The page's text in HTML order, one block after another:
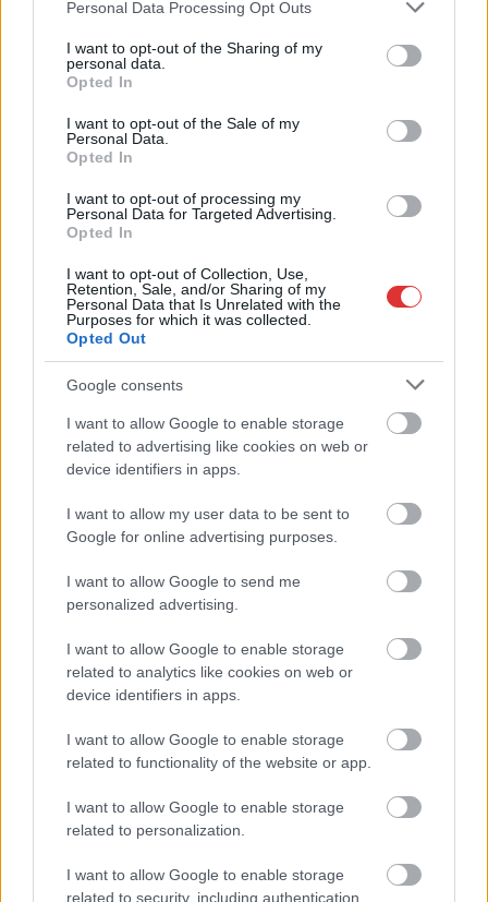
not limited to your visit or usage behaviour. You may click to
grant or deny consent to Google and its third-party tags to
use your data for below specified purposes in below Google
consent section.
Personal Data Processing Opt Outs
I want to opt-out of the Sharing of my
personal data.
Opted In
I want to opt-out of the Sale of my
Personal Data.
Opted In
I want to opt-out of processing my
Personal Data for Targeted Advertising.
Opted In
I want to opt-out of Collection, Use,
Retention, Sale, and/or Sharing of my
Personal Data that Is Unrelated with the
Purposes for which it was collected.
Opted Out
Google consents
I want to allow Google to enable storage
related to advertising like cookies on web or
device identifiers in apps.
I want to allow my user data to be sent to
Google for online advertising purposes.
I want to allow Google to send me
personalized advertising.
I want to allow Google to enable storage
related to analytics like cookies on web or
device identifiers in apps.
I want to allow Google to enable storage
related to functionality of the website or app.
I want to allow Google to enable storage
related to personalization.
I want to allow Google to enable storage
related to security, including authentication
A SZOL24 legfrissebb 24 cikke
A Tisza Párt Dr. Baka Andrást jelöli köztársasági elnöknek
Óriási, több mint két méteres harcsát fogott a Tiszán a 13 éves
fiú (VIDEÓVAL)
fennakadásokra és pótlóbuszos közlekedésre számítsunk az
egyik Jász-Nagykun-Szolnok megyei vasútvonalon
Visszaszámlálás indul: -1, 0, Sziget!
Magyarország jobban látszik közelről – heti médiaszemle a
független helyi sajtóból
Már magasabb szinten is nyomoznak Szijjártó
büntetőügyében, vesztegetés miatt 3 év letöltendőt kaphat és
ez csak az egyik botrány
Problémák egész Jász-Nagykun-Szolnok megyében: egyre
több otthoni kútból fogy ki a víz
Szolnokon egy kulcsfontosságú körforgalmat részlegesen
lezárnak a napokban, a közlekedés az átlagost is meghaladó
mértékben lebénul
Elromlott a biztosítóberendezés a ceglédi vasútvonalon,
alapos késések alakultak ki a menetrendhez képest,
kimaradás is előfordult
Ön szerint hogy készül a hamisítatlan szolnoki habos isler?
Országos ellenőrzés indult a hazai akkumulátoripari
Az idei év leglassabb növekedését hozta a június a